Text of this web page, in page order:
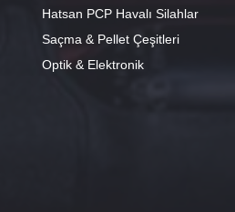
Hatsan PCP Havalı Silahlar
Saçma & Pellet Çeşitleri
Optik & Elektronik